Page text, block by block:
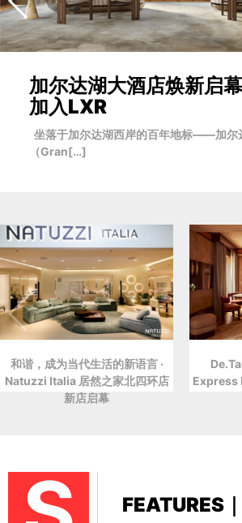
加尔达湖大酒店焕新启
加入LXR
坐落于加尔达湖西岸的百年地标——加尔
（Gran[…]
和谐，成为当代生活的新语言 ·
Natuzzi Italia 居然之家北四环店
新店启幕
Express
FEATURES